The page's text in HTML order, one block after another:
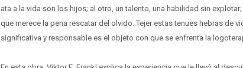
ata a la vida son los hijos; al otro, un talento, una habilidad sin
que merece la pena rescatar del olvido. Tejer estas tenues hebras de
significativa y responsable es el objeto con que se enfrenta la